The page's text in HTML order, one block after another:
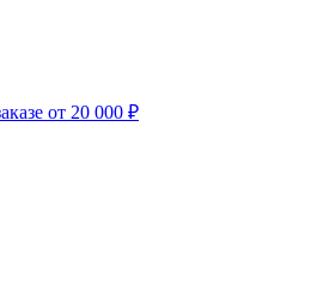
от 20 000 ₽